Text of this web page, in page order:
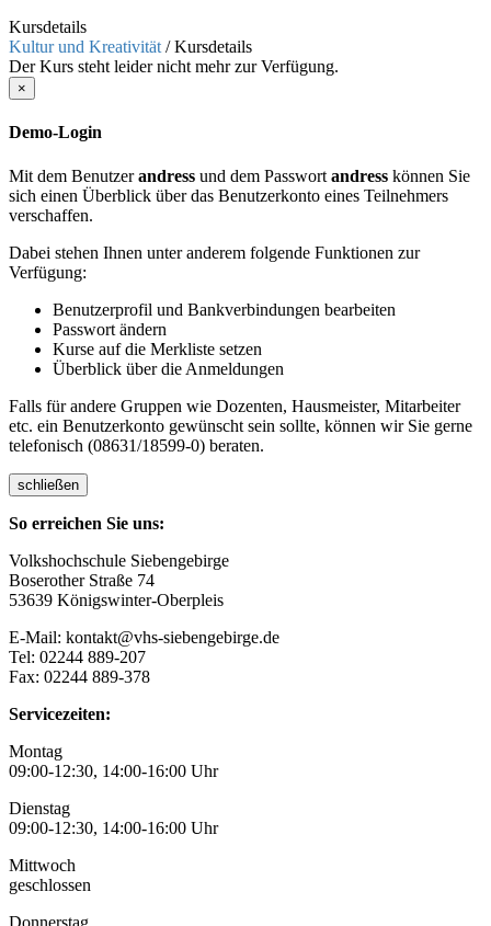
Kursdetails
Kultur und Kreativität /Kursdetails
Der Kurs steht leider nicht mehr zur Verfügung.
×
Demo-Login
Mit dem Benutzerandress und dem Passwort andress können Sie
sich einen Überblick über das Benutzerkonto eines Teilnehmers
verschaffen.
Dabei stehen Ihnen unter anderem folgende Funktionen zur
Verfügung:
Benutzerprofil und Bankverbindungen bearbeiten
Passwort ändern
Kurse auf die Merkliste setzen
Überblick über die Anmeldungen
Falls für andere Gruppen wie Dozenten, Hausmeister, Mitarbeiter
etc. ein Benutzerkonto gewünscht sein sollte, können wir Sie gerne
telefonisch (08631/18599-0) beraten.
schließen
So erreichen Sie uns:
Volkshochschule Siebengebirge
Boserother Straße 74
53639 Königswinter-Oberpleis
E-Mail: kontakt@vhs-siebengebirge.de
Tel: 02244 889-207
Fax: 02244 889-378
Servicezeiten:
Montag
09:00-12:30, 14:00-16:00 Uhr
Dienstag
09:00-12:30, 14:00-16:00 Uhr
Mittwoch
geschlossen
Donnerstag